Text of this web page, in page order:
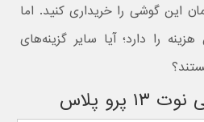
میلیون تومان این گوشی را خریداری کنید. اما
را دارد؛ آیا سایر گزینه‌های
پلاس